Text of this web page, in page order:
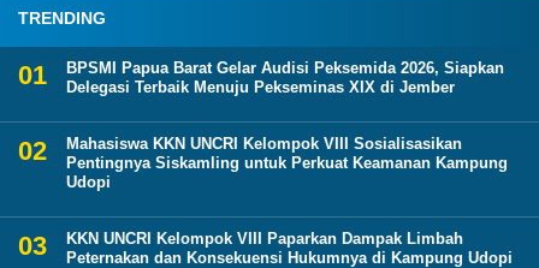
TRENDING
BPSMI Papua Barat Gelar Audisi Peksemida 2026, Siapkan
Delegasi Terbaik Menuju Pekseminas XIX di Jember
Mahasiswa KKN UNCRI Kelompok VIII Sosialisasikan
Pentingnya Siskamling untuk Perkuat Keamanan Kampung
Udopi
KKN UNCRI Kelompok VIII Paparkan Dampak Limbah
Peternakan dan Konsekuensi Hukumnya di Kampung Udopi